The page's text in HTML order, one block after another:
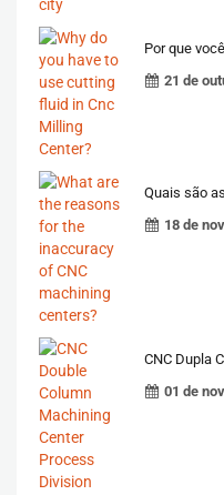
Por que
21 de
Quais são
18 de
CNC Dupla
01 de